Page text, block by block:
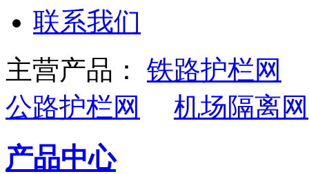
联系我们
主营产品： 铁路护栏网
公路护栏网
机场隔离网
产品中心